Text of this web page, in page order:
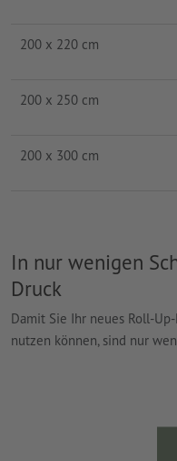
200 x 220 cm
200 x 250 cm
200 x 300 cm
In nur wenigen
Druck
Damit Sie Ihr neues Roll-
nutzen können, sind nur